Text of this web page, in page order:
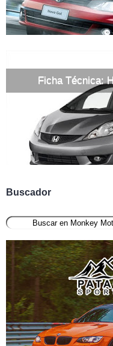
Ficha Técnica:
Buscador